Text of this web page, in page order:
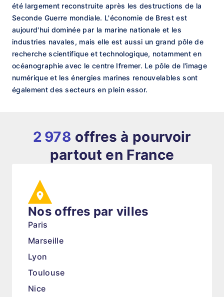
été largement reconstruite après les destructions de la
Seconde Guerre mondiale. L'économie de Brest est
aujourd'hui dominée par la marine nationale et les
industries navales, mais elle est aussi un grand pôle de
recherche scientifique et technologique, notamment en
océanographie avec le centre Ifremer. Le pôle de l'image
numérique et les énergies marines renouvelables sont
également des secteurs en plein essor.
2 978 offres à pourvoir
partout en France
Nos offres par villes
Paris
Marseille
Lyon
Toulouse
Nice